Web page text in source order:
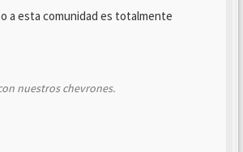
a esta comunidad es totalmente
nuestros chevrones.